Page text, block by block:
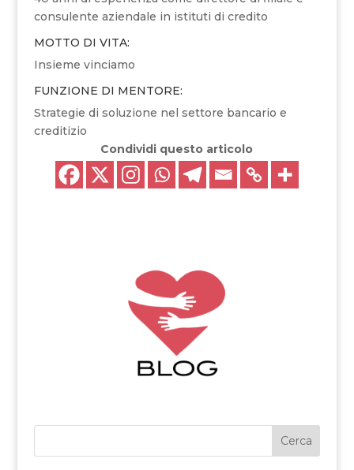
consulente aziendale in istituti di credito
MOTTO DI VITA:
Insieme vinciamo
FUNZIONE DI MENTORE:
Strategie di soluzione nel settore bancario e
creditizio
Condividi questo articolo
Cerca